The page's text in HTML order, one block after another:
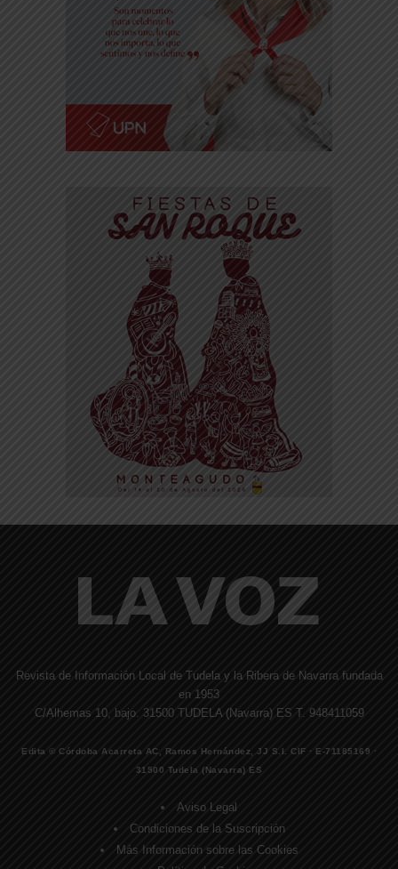
Revista de Información Local de Tudela y la Ribera de Navarra fundada
en 1953
C/Alhemas 10, bajo. 31500 TUDELA (Navarra) ES T. 948411059
Edita © Córdoba Acarreta AC, Ramos Hernández, JJ S.I. CIF · E-71185169 ·
31500 Tudela (Navarra) ES
Aviso Legal
Condiciones de la Suscripción
Más Información sobre las Cookies